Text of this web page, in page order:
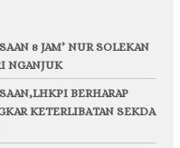
8 JAM’ NUR SOLEKAN
NGANJUK
BERHARAP
KETERLIBATAN SEKDA